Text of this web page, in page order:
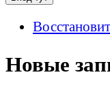
Новые